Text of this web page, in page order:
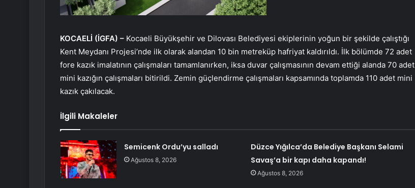
KOCAELİ (İGFA) – Kocaeli Büyükşehir ve Dilovası Belediyesi ekiplerinin yoğun bir şekilde çalıştığı
Kent Meydanı Projesi’nde ilk olarak alandan 10 bin metreküp hafriyat kaldırıldı. İlk bölümde 72 adet
fore kazık imalatının çalışmaları tamamlanırken, iksa duvar çalışmasının devam ettiği alanda 70 adet
mini kazığın çalışmaları bitirildi. Zemin güçlendirme çalışmaları kapsamında toplamda 110 adet mini
kazık çakılacak.
İlgili Makaleler
Semicenk Ordu’yu salladı
Ağustos 8, 2026
Düzce Yığılca’da Belediye Başkanı Selami
Savaş’a bir kapı daha kapandı!
Ağustos 8, 2026